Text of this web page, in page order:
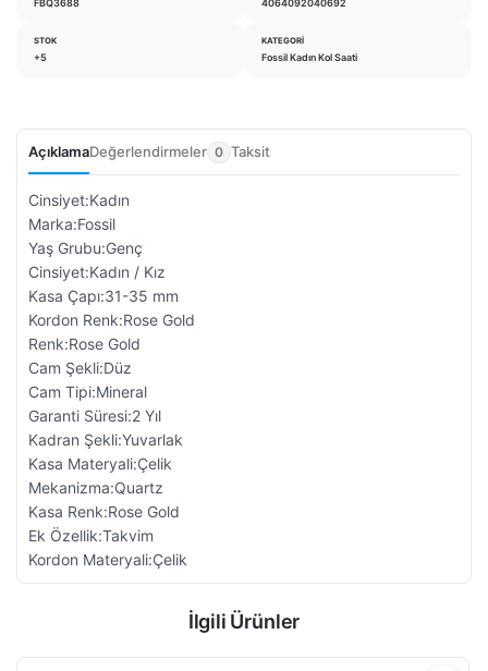
STOK
+5
KATEGORI
Fossil Kadın Kol Saati
AçıklamaDeğerlendirmeler 0 Taksit
Cinsiyet:Kadın
Marka:Fossil
Yaş Grubu:Genç
Cinsiyet:Kadın / Kız
Kasa Çapı:31-35 mm
Kordon Renk:Rose Gold
Renk:Rose Gold
Cam Şekli:Düz
Cam Tipi:Mineral
Garanti Süresi:2 Yıl
Kadran Şekli:Yuvarlak
Kasa Materyali:Çelik
Mekanizma:Quartz
Kasa Renk:Rose Gold
Ek Özellik:Takvim
Kordon Materyali:Çelik
İlgili Ürünler